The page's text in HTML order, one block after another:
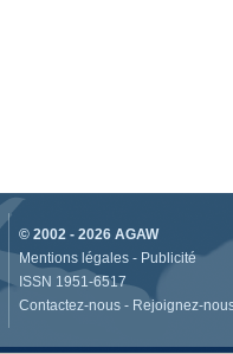
© 2002 - 2026 AGAW
Mentions légales - Publicité
ISSN 1951-6517
Contactez-nous - Rejoignez-